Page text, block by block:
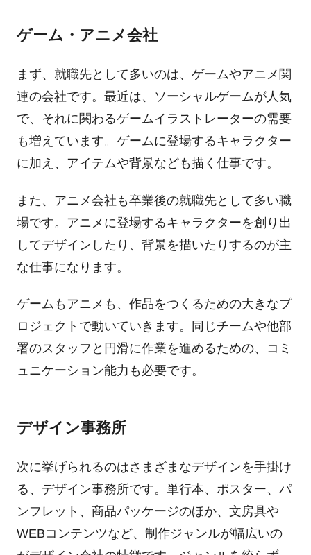
ゲーム・アニメ会社
まず、就職先として多いのは、ゲームやアニメ関
連の会社です。最近は、ソーシャルゲームが人気
で、それに関わるゲームイラストレーターの需要
も増えています。ゲームに登場するキャラクター
に加え、アイテムや背景なども描く仕事です。
また、アニメ会社も卒業後の就職先として多い職
場です。アニメに登場するキャラクターを創り出
してデザインしたり、背景を描いたりするのが主
な仕事になります。
ゲームもアニメも、作品をつくるための大きなプ
ロジェクトで動いていきます。同じチームや他部
署のスタッフと円滑に作業を進めるための、コミ
ュニケーション能力も必要です。
デザイン事務所
次に挙げられるのはさまざまなデザインを手掛け
る、デザイン事務所です。単行本、ポスター、パ
ンフレット、商品パッケージのほか、文房具や
WEBコンテンツなど、制作ジャンルが幅広いの